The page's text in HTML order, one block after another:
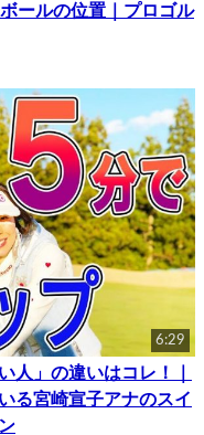
ールの位置｜プロゴル
6:29
人」の違いはコレ！｜
る宮崎宣子アナのスイ